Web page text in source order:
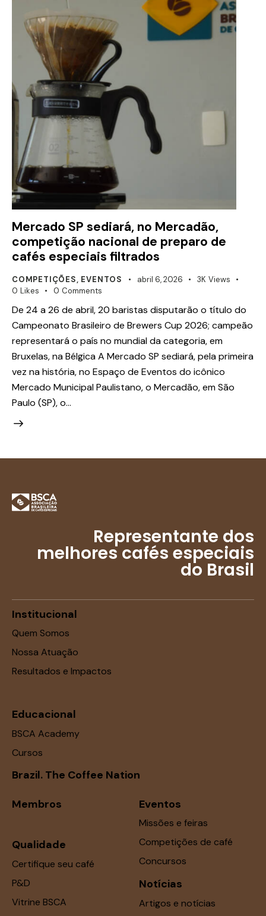
Mercado SP sediará, no Mercadão,
competição nacional de preparo de
cafés especiais filtrados
COMPETIÇÕES, EVENTOS abril 6, 2026 3K Views
0 Likes 0 Comments
De 24 a 26 de abril, 20 baristas disputarão o título do
Campeonato Brasileiro de Brewers Cup 2026; campeão
representará o país no mundial da categoria, em
Bruxelas, na Bélgica A Mercado SP sediará, pela primeira
vez na história, no Espaço de Eventos do icônico
Mercado Municipal Paulistano, o Mercadão, em São
Paulo (SP), o…
Representante dos
melhores cafés especiais
do Brasil
Institucional
Quem Somos
Nossa Atuação
Resultados e Impactos
Educacional
BSCA Academy
Cursos
Brazil. The Coffee Nation
Membros
Qualidade
Certifique seu café
P&D
Vitrine BSCA
Eventos
Missões e feiras
Competições de café
Concursos
Notícias
Artigos e notícias